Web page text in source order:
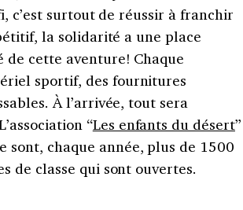
c’est surtout de réussir à franchir
la solidarité a une place
de cette aventure! Chaque
sportif, des fournitures
À l’arrivée, tout sera
“Les enfants du désert”
sont, chaque année, plus de 1500
de classe qui sont ouvertes.